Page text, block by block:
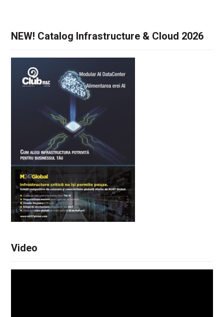
NEW! Catalog Infrastructure & Cloud 2026
Video